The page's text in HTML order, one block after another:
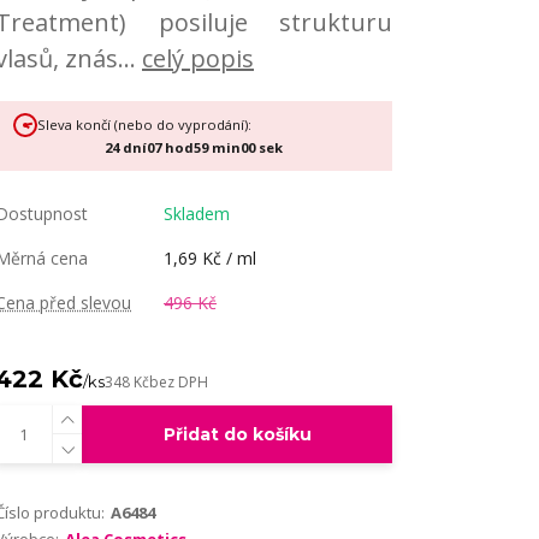
posiluje strukturu
znás... celý popis
Sleva končí (nebo do vyprodání):
24 dní07hod58min59sek
Skladem
cena
1,69 Kč / ml
před slevou
496 Kč
Kč/ks348 Kčbez DPH
Přidat do košíku
produktu: A6484